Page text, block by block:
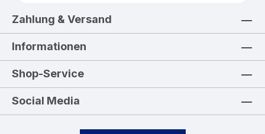
Zahlung & Versand
Informationen
Shop-Service
Social Media